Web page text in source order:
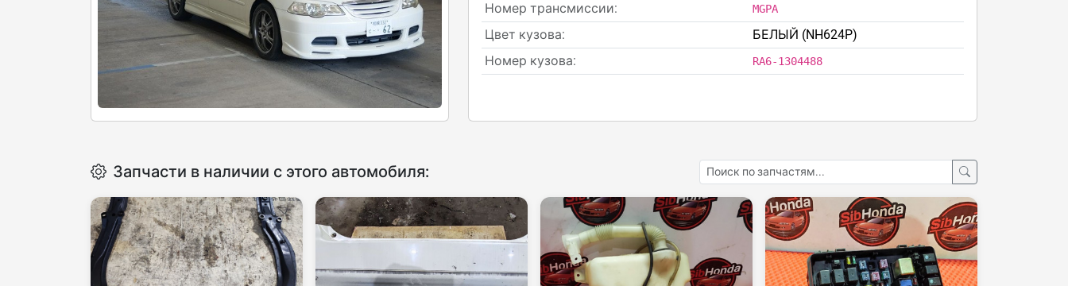
Номер трансмиссии:
MGPA
Цвет кузова:
БЕЛЫЙ (NH624P)
Номер кузова:
RA6-1304488
Запчасти в наличии с этого автомобиля: